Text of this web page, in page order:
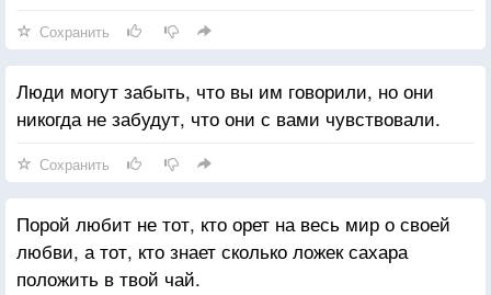
Сохранить
Люди могут забыть, что вы им говорили, но они
никогда не забудут, что они с вами чувствовали.
Сохранить
Порой любит не тот, кто орет на весь мир о своей
любви, а тот, кто знает сколько ложек сахара
положить в твой чай.